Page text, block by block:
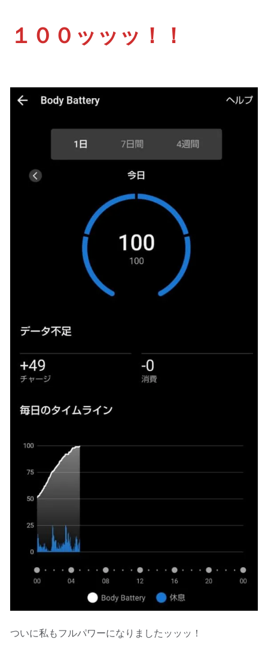
１００ッッッ！！
ついに私もフルパワーになりましたッッッ！